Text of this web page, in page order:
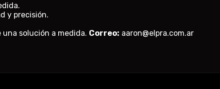
y precisión.
solución a medida. Correo: aaron@elpra.com.ar